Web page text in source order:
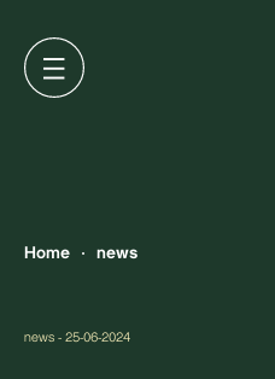
Home news
news - 25-06-2024